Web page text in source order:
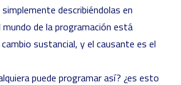
describiéndolas en
mundo de la programación está
sustancial, y el causante es el
puede programar así? ¿es esto